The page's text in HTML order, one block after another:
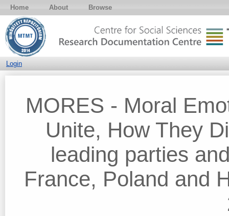
Home About Browse
Login
MORES - Moral
Unite, How They
leading parties
France, Poland and